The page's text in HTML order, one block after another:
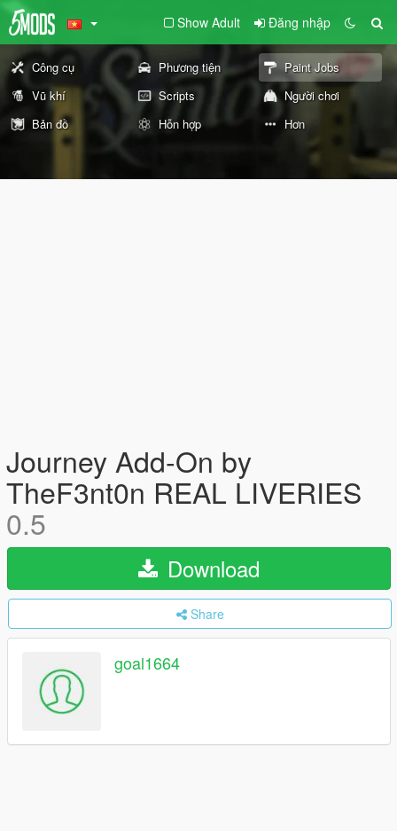
Show Adult Đăng nhập
Công cụ Phương tiện
Paint Jobs
Vũ khí
Scripts
Người chơi
Bản đồ
Hỗn hợp Hơn
Journey Add-On by
TheF3nt0n REAL LIVERIES
0.5
Download
Share
goal1664